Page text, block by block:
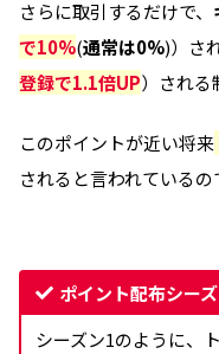
さらに取引するだけで、
で10%(通常は0%)）さ
登録で1.1倍UP）される
このポイントが近い将来
されると言われているの
ポイント配布シー
シーズン1のように、